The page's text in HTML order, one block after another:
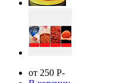
от 250 Р-